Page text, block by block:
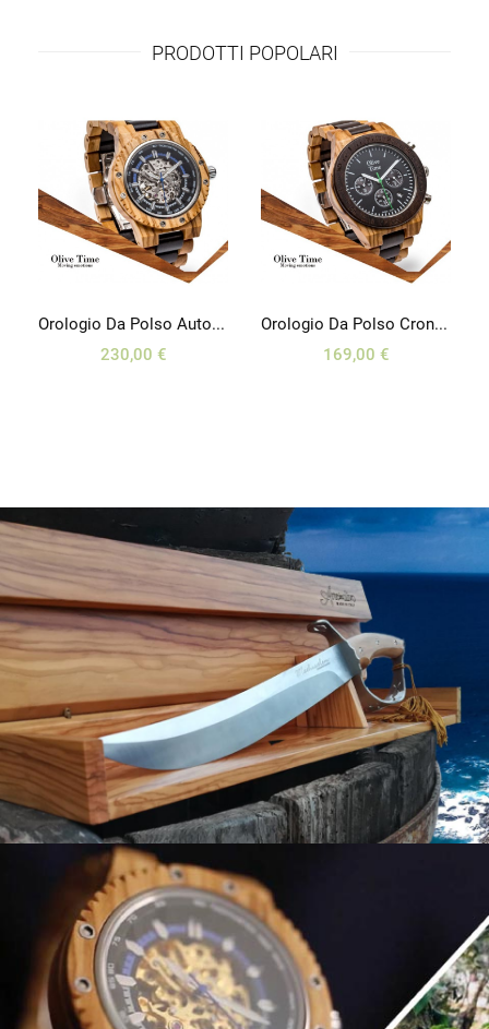
PRODOTTI POPOLARI
Orologio Da Polso Automatico In Legno Di Olivo E Wengé
230,00 €
Orologio Da Polso Crono Sport In Legno Di Olivo E Noce
169,00 €